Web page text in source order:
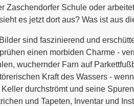
Zaschendorfer Schule oder
es jetzt dort aus? Was ist aus
sind faszinierend und
einen morbiden Charme -
wuchernder Farn auf
Kraft des Wassers -
Keller durchströmt und seine
und Tapeten, Inventar und